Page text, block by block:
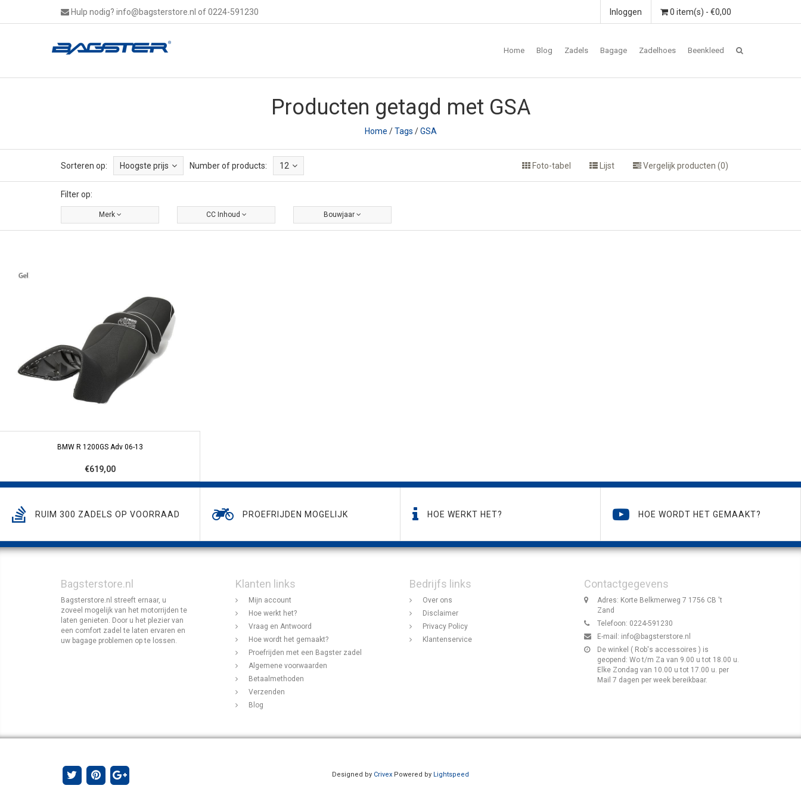
Hulp nodig? info@bagsterstore.nl of 0224-591230 0 item(s) - €0,00
Inloggen
Home Blog Zadels Bagage Zadelhoes Beenkleed
Producten getagd met GSA
Home /Tags /GSA
Sorteren op: Hoogste prijs Number of products: 12 Foto-tabel Lijst Vergelijk producten (0)
Filter op:
Merk CC Inhoud Bouwjaar
BMW R 1200GS Adv 06-13
€619,00
RUIM 300 ZADELS OP VOORRAAD PROEFRIJDEN MOGELIJK HOE WERKT HET? HOE WORDT HET GEMAAKT?
Bagsterstore.nl
Bagsterstore.nl streeft ernaar, u
zoveel mogelijk van het motorrijden te
laten genieten. Door u het plezier van
een comfort zadel te laten ervaren en
uw bagage problemen op te lossen.
Klanten links
Mijn account
Hoe werkt het?
Vraag en Antwoord
Hoe wordt het gemaakt?
Proefrijden met een Bagster zadel
Algemene voorwaarden
Betaalmethoden
Verzenden
Blog
Bedrijfs links
Over ons
Disclaimer
Privacy Policy
Klantenservice
Contactgegevens
Adres: Korte Belkmerweg 7 1756 CB 't
Zand
Telefoon: 0224-591230
E-mail: info@bagsterstore.nl
De winkel ( Rob's accessoires ) is
geopend: Wo t/m Za van 9.00 u tot 18.00 u.
Elke Zondag van 10.00 u tot 17.00 u. per
Mail 7 dagen per week bereikbaar.
Designed by Crivex Powered by Lightspeed